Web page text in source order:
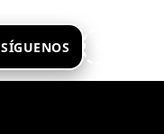
SÍGUENOS